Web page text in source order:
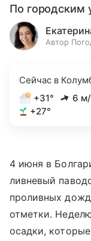
По городским
Автор
Сейчас в
+31°
6
+27°
4 июня в
ливневый
проливных
отметки.
осадки,